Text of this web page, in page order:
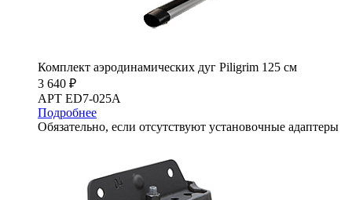
Комплект аэродинамических дуг Piligrim 125 см
3 640 ₽
АРТ ED7-025A
Подробнее
Обязательно, если отсутствуют установочные адаптеры